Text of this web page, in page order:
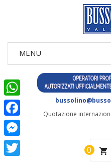
Quotazione
0
WhatsApp
Facebook
Messenger